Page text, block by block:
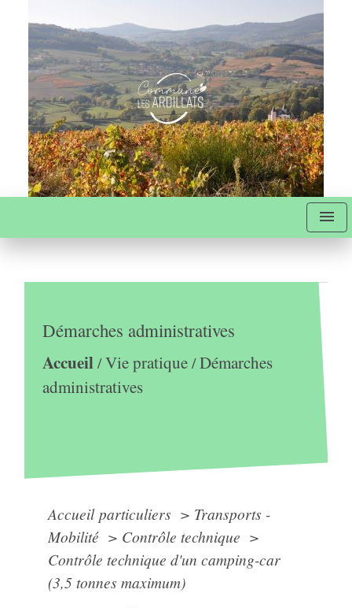
menu
Démarches administratives
Accueil/Vie pratique/Démarches
administratives
Accueil particuliers > Transports -
Mobilité > Contrôle technique >
Contrôle technique d'un camping-car
(3,5 tonnes maximum)